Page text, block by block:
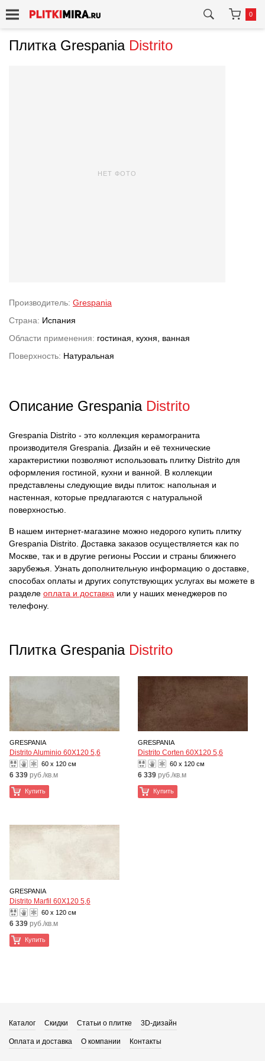
0
Плитка Grespania Distrito
НЕТ ФОТО
Производитель: Grespania
Страна: Испания
Области применения: гостиная, кухня, ванная
Поверхность: Натуральная
Описание Grespania Distrito
Grespania Distrito - это коллекция керамогранита
производителя Grespania. Дизайн и её технические
характеристики позволяют использовать плитку Distrito для
оформления гостиной, кухни и ванной. В коллекции
представлены следующие виды плиток: напольная и
настенная, которые предлагаются с натуральной
поверхностью.
В нашем интернет-магазине можно недорого купить плитку
Grespania Distrito. Доставка заказов осуществляется как по
Москве, так и в другие регионы России и страны ближнего
зарубежья. Узнать дополнительную информацию о доставке,
способах оплаты и других сопутствующих услугах вы можете в
разделе оплата и доставка или у наших менеджеров по
телефону.
Плитка Grespania Distrito
GRESPANIA
Distrito Aluminio 60X120 5,6
60 x 120 см
6 339 руб./кв.м
Купить
GRESPANIA
Distrito Corten 60X120 5,6
60 x 120 см
6 339 руб./кв.м
Купить
GRESPANIA
Distrito Marfil 60X120 5,6
60 x 120 см
6 339 руб./кв.м
Купить
Каталог Скидки Статьи о плитке 3D-дизайн
Оплата и доставка О компании Контакты